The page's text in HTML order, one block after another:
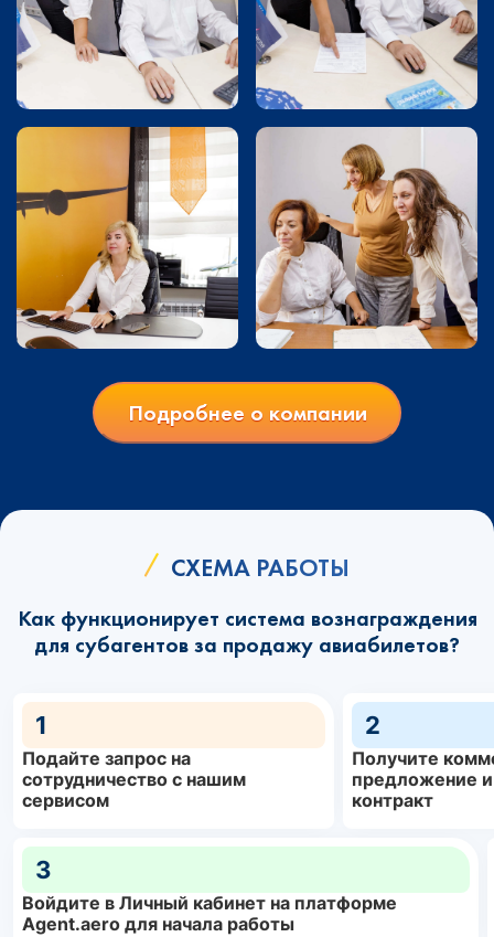
Подробнее о компании
СХЕМА РАБОТЫ
Как функционирует система вознаграждения
для субагентов за продажу авиабилетов?
1
Подайте запрос на
сотрудничество с нашим
сервисом
2
Получите
предложение
контракт
3
Войдите в Личный кабинет на платформе
Agent.aero для начала работы